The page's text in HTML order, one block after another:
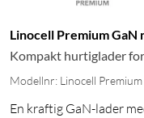
Linocell Premium
Kompakt hurtiglader
Modellnr: Linocell Premium
En kraftig GaN-lader